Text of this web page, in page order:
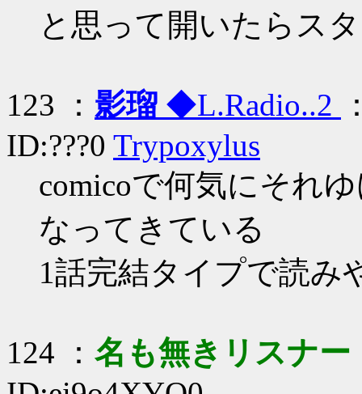
と思って開いたらス
123 ： 影瑠 ◆L.Radio..2
ID:???0 Trypoxylus
comicoで何気にそれ
なってきている
1話完結タイプで読み
124 ： 名も無きリスナー